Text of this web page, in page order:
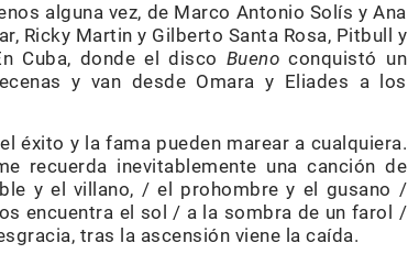
alguna vez, de Marco Antonio Solís y Ana
Ricky Martin y Gilberto Santa Rosa, Pitbull y
Cuba, donde el disco Bueno conquistó un
y van desde Omara y Eliades a los
éxito y la fama pueden marear a cualquiera.
recuerda inevitablemente una canción de
y el villano, / el prohombre y el gusano /
encuentra el sol / a la sombra de un farol /
tras la ascensión viene la caída.